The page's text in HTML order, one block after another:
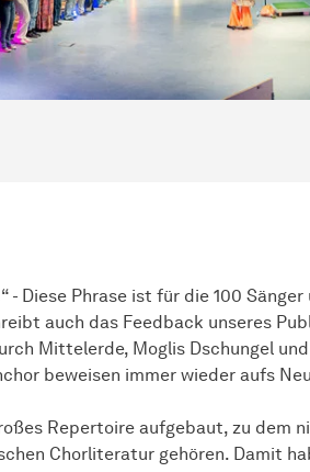
- Diese Phrase ist für die 100
auch das Feedback unseres
Mittelerde, Moglis Dschungel
beweisen immer wieder aufs
Repertoire aufgebaut, zu dem
Chorliteratur gehören. Damit